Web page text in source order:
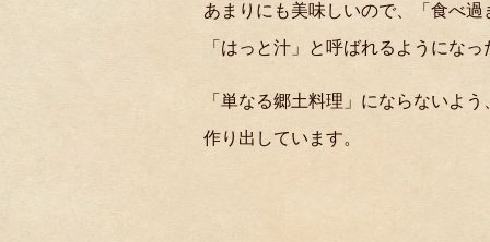
あまりにも美味しいので、「食べ
「はっと汁」と呼ばれるようにな
「単なる郷土料理」にならないよ
作り出しています。